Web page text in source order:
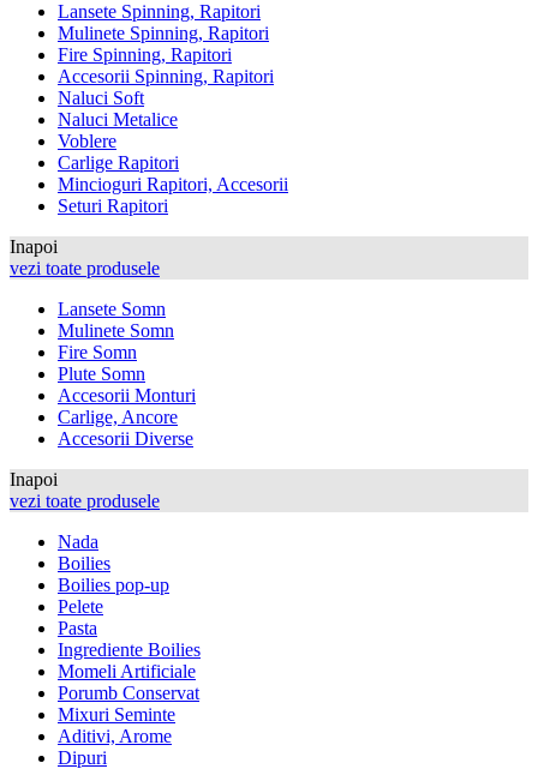
Lansete Spinning, Rapitori
Mulinete Spinning, Rapitori
Fire Spinning, Rapitori
Accesorii Spinning, Rapitori
Naluci Soft
Naluci Metalice
Voblere
Carlige Rapitori
Mincioguri Rapitori, Accesorii
Seturi Rapitori
Inapoi
vezi toate produsele
Lansete Somn
Mulinete Somn
Fire Somn
Plute Somn
Accesorii Monturi
Carlige, Ancore
Accesorii Diverse
Inapoi
vezi toate produsele
Nada
Boilies
Boilies pop-up
Pelete
Pasta
Ingrediente Boilies
Momeli Artificiale
Porumb Conservat
Mixuri Seminte
Aditivi, Arome
Dipuri